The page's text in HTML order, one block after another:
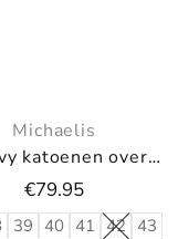
Michaelis
Uni blauw overhemd (Extra lange mouwen)
€79.95
39L 40L
41L